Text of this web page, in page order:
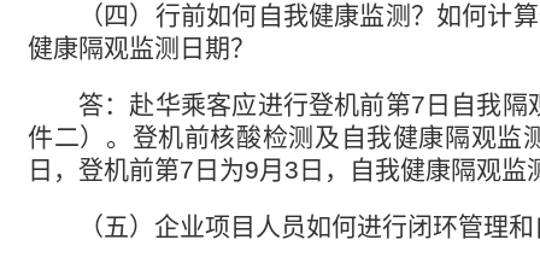
（四） 行前如何自我健康监测？如何计
健康隔观监测日期？
答：赴华乘客应进行登机前第7 日自我
件二）。登机前核酸检测及自我健康隔观
日，登机前第7 日为9月 3 日，自我健康隔观监
（五） 企业项目人员如何进行闭环管理